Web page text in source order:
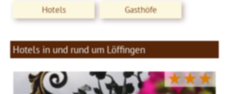
Hotels Gasthöfe
Hotels in und rund um Löffingen
★★★